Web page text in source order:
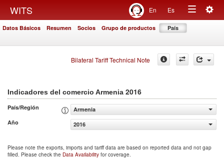
WITS En Es
Toggle
Datos Básicos Resumen Socios Grupo de productos País
Bilateral Tariff Technical Note
Indicadores del comercio Armenia 2016
País/Región
Armenia
Año
2016
Please note the exports, imports and tariff data are based on reported data and not gap
filled. Please check the Data Availability for coverage.